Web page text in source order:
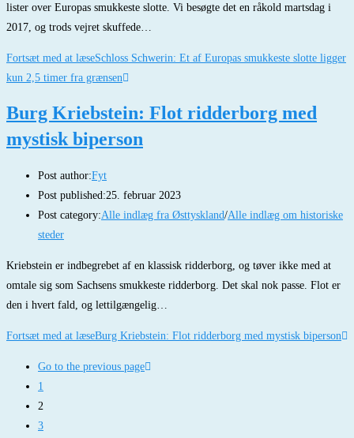
lister over Europas smukkeste slotte. Vi besøgte det en råkold martsdag i
2017, og trods vejret skuffede…
Fortsæt med at læseSchloss Schwerin: Et af Europas smukkeste slotte ligger
kun 2,5 timer fra grænsen
Burg Kriebstein: Flot ridderborg med
mystisk biperson
Post author:Fyt
Post published:25. februar 2023
Post category:Alle indlæg fra Østtyskland/Alle indlæg om historiske
steder
Kriebstein er indbegrebet af en klassisk ridderborg, og tøver ikke med at
omtale sig som Sachsens smukkeste ridderborg. Det skal nok passe. Flot er
den i hvert fald, og lettilgængelig…
Fortsæt med at læseBurg Kriebstein: Flot ridderborg med mystisk biperson
Go to the previous page
1
2
3